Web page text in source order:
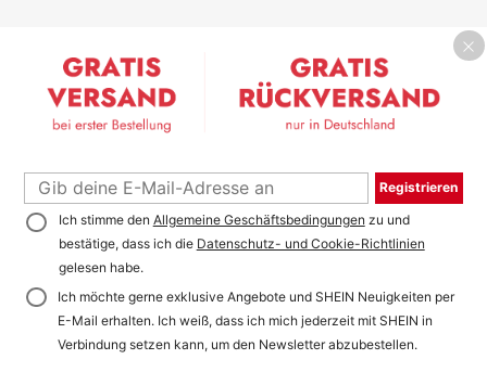
Registrieren
Ich stimme den Allgemeine Geschäftsbedingungen zu und
bestätige, dass ich die Datenschutz- und Cookie-Richtlinien
gelesen habe.
Ich möchte gerne exklusive Angebote und SHEIN Neuigkeiten per
E-Mail erhalten. Ich weiß, dass ich mich jederzeit mit SHEIN in
Verbindung setzen kann, um den Newsletter abzubestellen.